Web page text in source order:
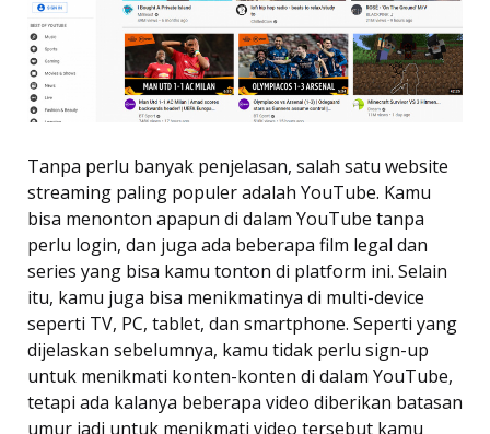
Tanpa perlu banyak penjelasan, salah satu website
streaming paling populer adalah YouTube. Kamu
bisa menonton apapun di dalam YouTube tanpa
perlu login, dan juga ada beberapa film legal dan
series yang bisa kamu tonton di platform ini. Selain
itu, kamu juga bisa menikmatinya di multi-device
seperti TV, PC, tablet, dan smartphone. Seperti yang
dijelaskan sebelumnya, kamu tidak perlu sign-up
untuk menikmati konten-konten di dalam YouTube,
tetapi ada kalanya beberapa video diberikan batasan
umur jadi untuk menikmati video tersebut kamu